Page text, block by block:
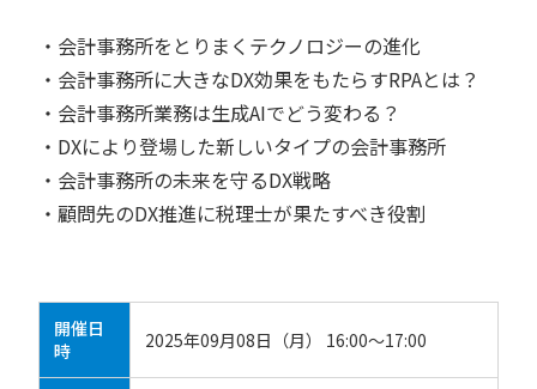
・会計事務所をとりまくテクノロジーの進化
・会計事務所に大きなDX効果をもたらすRPAとは？
・会計事務所業務は生成AIでどう変わる？
・DXにより登場した新しいタイプの会計事務所
・会計事務所の未来を守るDX戦略
・顧問先のDX推進に税理士が果たすべき役割
開催日
時
2025年09月08日（月） 16:00～17:00